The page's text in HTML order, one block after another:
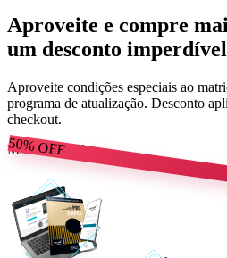
Aproveite e compre
um desconto imperdível
Aproveite condições especiais ao
programa de atualização. Desconto
checkout.
Mais escolhido
50%OFF